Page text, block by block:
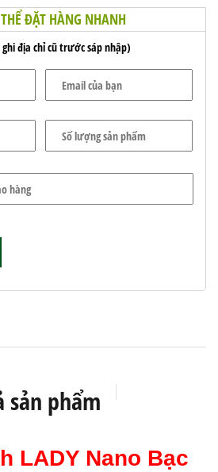
ĐẶT HÀNG NHANH
địa chỉ cũ trước sáp nhập)
sản phẩm
LADY Nano Bạc